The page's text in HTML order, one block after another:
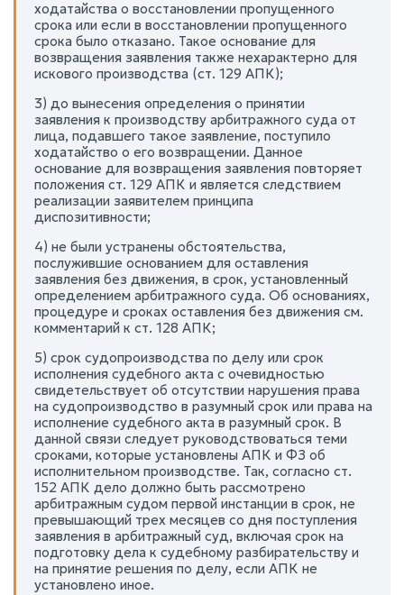
ходатайства о восстановлении пропущенного
срока или если в восстановлении пропущенного
срока было отказано. Такое основание для
возвращения заявления также нехарактерно для
искового производства (ст. 129 АПК);
3) до вынесения определения о принятии
заявления к производству арбитражного суда от
лица, подавшего такое заявление, поступило
ходатайство о его возвращении. Данное
основание для возвращения заявления повторяет
положения ст. 129 АПК и является следствием
реализации заявителем принципа
диспозитивности;
4) не были устранены обстоятельства,
послужившие основанием для оставления
заявления без движения, в срок, установленный
определением арбитражного суда. Об основаниях,
процедуре и сроках оставления без движения см.
комментарий к ст. 128 АПК;
5) срок судопроизводства по делу или срок
исполнения судебного акта с очевидностью
свидетельствует об отсутствии нарушения права
на судопроизводство в разумный срок или права на
исполнение судебного акта в разумный срок. В
данной связи следует руководствоваться теми
сроками, которые установлены АПК и ФЗ об
исполнительном производстве. Так, согласно ст.
152 АПК дело должно быть рассмотрено
арбитражным судом первой инстанции в срок, не
превышающий трех месяцев со дня поступления
заявления в арбитражный суд, включая срок на
подготовку дела к судебному разбирательству и
на принятие решения по делу, если АПК не
установлено иное.